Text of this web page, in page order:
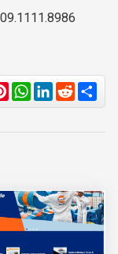
Pinterest
WhatsApp
LinkedIn
Reddit